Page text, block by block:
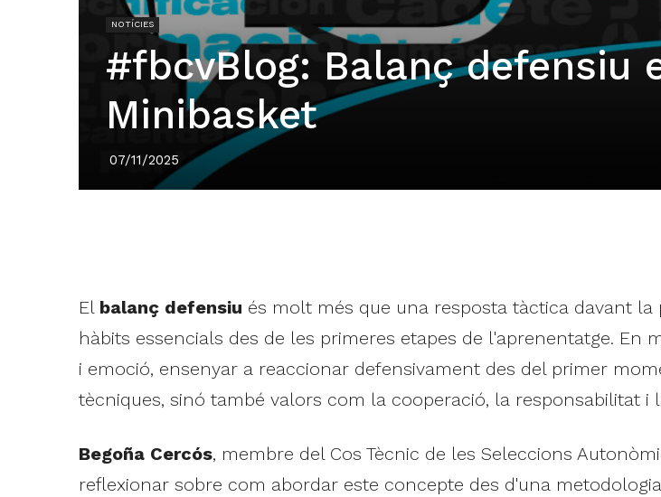
NOTÍCIES
#fbcvBlog: Balanç defensiu
Minibasket
07/11/2025
El balanç defensiu és molt més que una resposta tàctica davant
hàbits essencials des de les primeres etapes de l'aprenentatge.
i emoció, ensenyar a reaccionar defensivament des del primer
tècniques, sinó també valors com la cooperació, la responsabilitat i
Begoña Cercós, membre del Cos Tècnic de les Seleccions
reflexionar sobre com abordar este concepte des d'una